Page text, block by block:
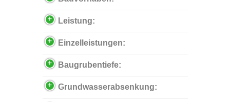
Leistung:
Einzelleistungen:
Baugrubentiefe:
Grundwasserabsenkung: